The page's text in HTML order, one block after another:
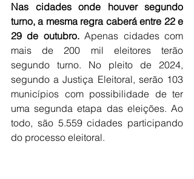
Nas cidades onde houver segundo
turno, a mesma regra caberá entre 22 e
29 de outubro. Apenas cidades com
mais de 200 mil eleitores terão
segundo turno. No pleito de 2024,
segundo a Justiça Eleitoral, serão 103
municípios com possibilidade de ter
uma segunda etapa das eleições. Ao
todo, são 5.559 cidades participando
do processo eleitoral.